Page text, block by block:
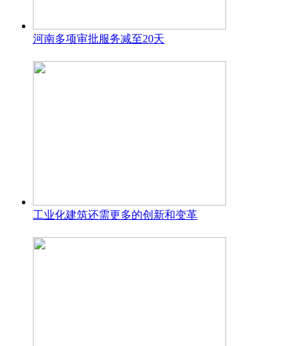
河南多项审批服务减至20天
工业化建筑还需更多的创新和变革